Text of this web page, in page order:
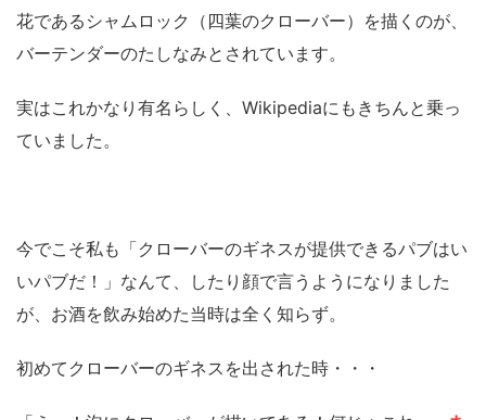
花であるシャムロック（四葉のクローバー）を描くのが、
バーテンダーのたしなみとされています。
実はこれかなり有名らしく、Wikipediaにもきちんと乗っ
ていました。
今でこそ私も「クローバーのギネスが提供できるパブはい
いパブだ！」なんて、したり顔で言うようになりました
が、お酒を飲み始めた当時は全く知らず。
初めてクローバーのギネスを出された時・・・